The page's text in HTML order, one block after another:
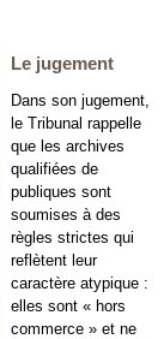
Le jugement
Dans son jugement,
le Tribunal rappelle
que les archives
qualifiées de
publiques sont
soumises à des
règles strictes qui
reflètent leur
caractère atypique :
elles sont « hors
commerce » et ne